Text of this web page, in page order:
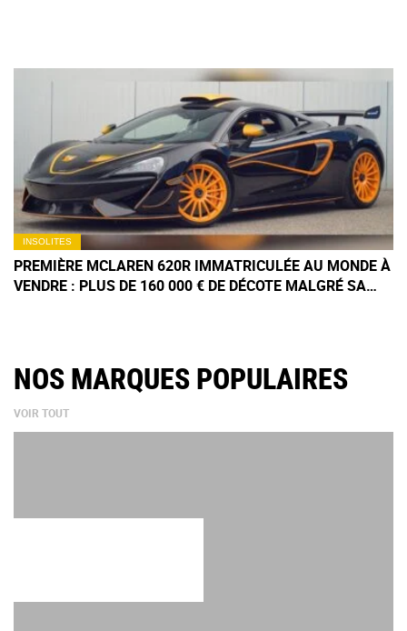
INSOLITES
PREMIÈRE MCLAREN 620R IMMATRICULÉE AU MONDE À
VENDRE : PLUS DE 160 000 € DE DÉCOTE MALGRÉ SA
NOS MARQUES POPULAIRES
VOIR TOUT